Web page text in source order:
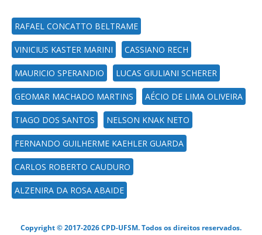
RAFAEL CONCATTO BELTRAME
VINICIUS KASTER MARINI CASSIANO RECH
MAURICIO SPERANDIO LUCAS GIULIANI SCHERER
GEOMAR MACHADO MARTINS AÉCIO DE LIMA OLIVEIRA
TIAGO DOS SANTOS NELSON KNAK NETO
FERNANDO GUILHERME KAEHLER GUARDA
CARLOS ROBERTO CAUDURO
ALZENIRA DA ROSA ABAIDE
Copyright © 2017-2026 CPD-UFSM. Todos os direitos reservados.